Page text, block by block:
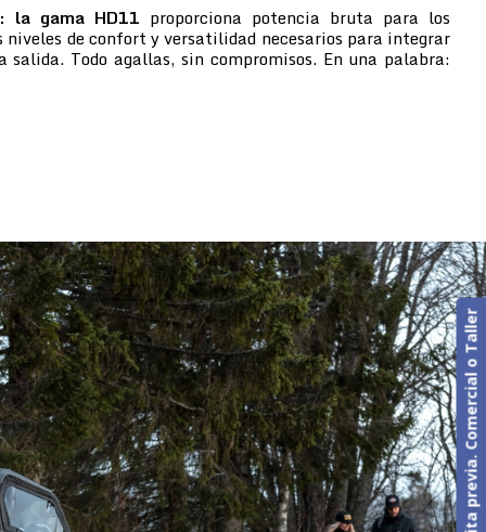
la gama HD11 proporciona potencia bruta para los
niveles de confort y versatilidad necesarios para integrar
salida. Todo agallas, sin compromisos. En una palabra:
Cita previa. Comercial o Taller